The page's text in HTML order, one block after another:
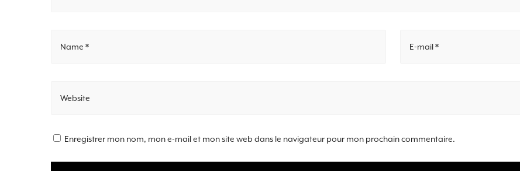
Name * E-mail *
Website
Enregistrer mon nom, mon e-mail et mon site web dans le navigateur pour mon prochain commentaire.